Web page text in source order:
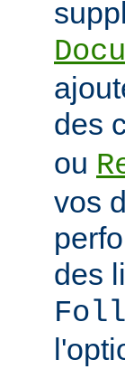
des
ou
vos
des